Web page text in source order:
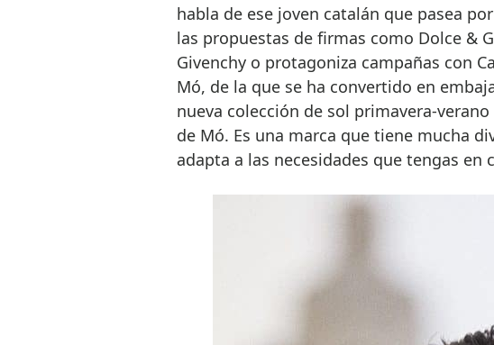
habla de ese joven catalán que pasea
las propuestas de firmas como Dolce &
Givenchy o protagoniza campañas con
Mó, de la que se ha convertido en
nueva colección de sol primavera-
de Mó. Es una marca que tiene mucha
adapta a las necesidades que tengas en